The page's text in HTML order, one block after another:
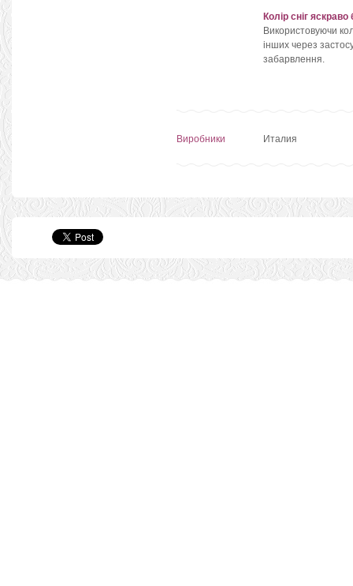
Колір сніг
Використовуючи
інших через
забарвлення.
Виробники Италия